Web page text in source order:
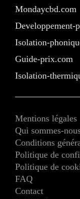
Mondaycbd.com
Developpement-
Isolation-
Guide-prix.com
Isolation-
Mentions légales
Qui sommes-
Conditions
Politique de
Politique de
FAQ
Contact